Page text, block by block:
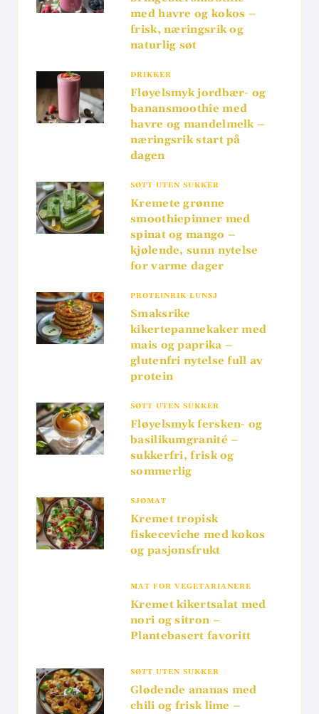
med havre og kokos –
frisk, næringsrik og
naturlig søt
DRIKKER
Fløyelsmyk jordbær- og
banansmoothie med
havre og mandelmelk –
næringsrik start på
dagen
SØTT UTEN SUKKER
Kremete grønne
smoothiepinner med
spinat og mango –
kjølende, sunn nytelse
for varme dager
PROTEINRIK LUNSJ
Smaksrike
kikertepannekaker med
mais og paprika –
glutenfri nytelse full av
protein
SØTT UTEN SUKKER
Fløyelsmyk fersken- og
basilikumgranité –
sukkerfri, frisk og
sommerlig
SJØMAT
Kremet tropisk
fiskeceviche med kokos
og pasjonsfrukt
MAT FOR VEGETARIANERE
Kremet kikertsalat med
nori og sitron –
Plantebasert favoritt
SØTT UTEN SUKKER
Glødende ananas med
chili og frisk lime –